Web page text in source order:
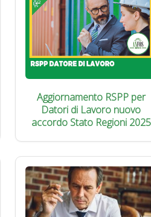
Aggiornamento RSPP per
Datori di Lavoro nuovo
accordo Stato Regioni 2025